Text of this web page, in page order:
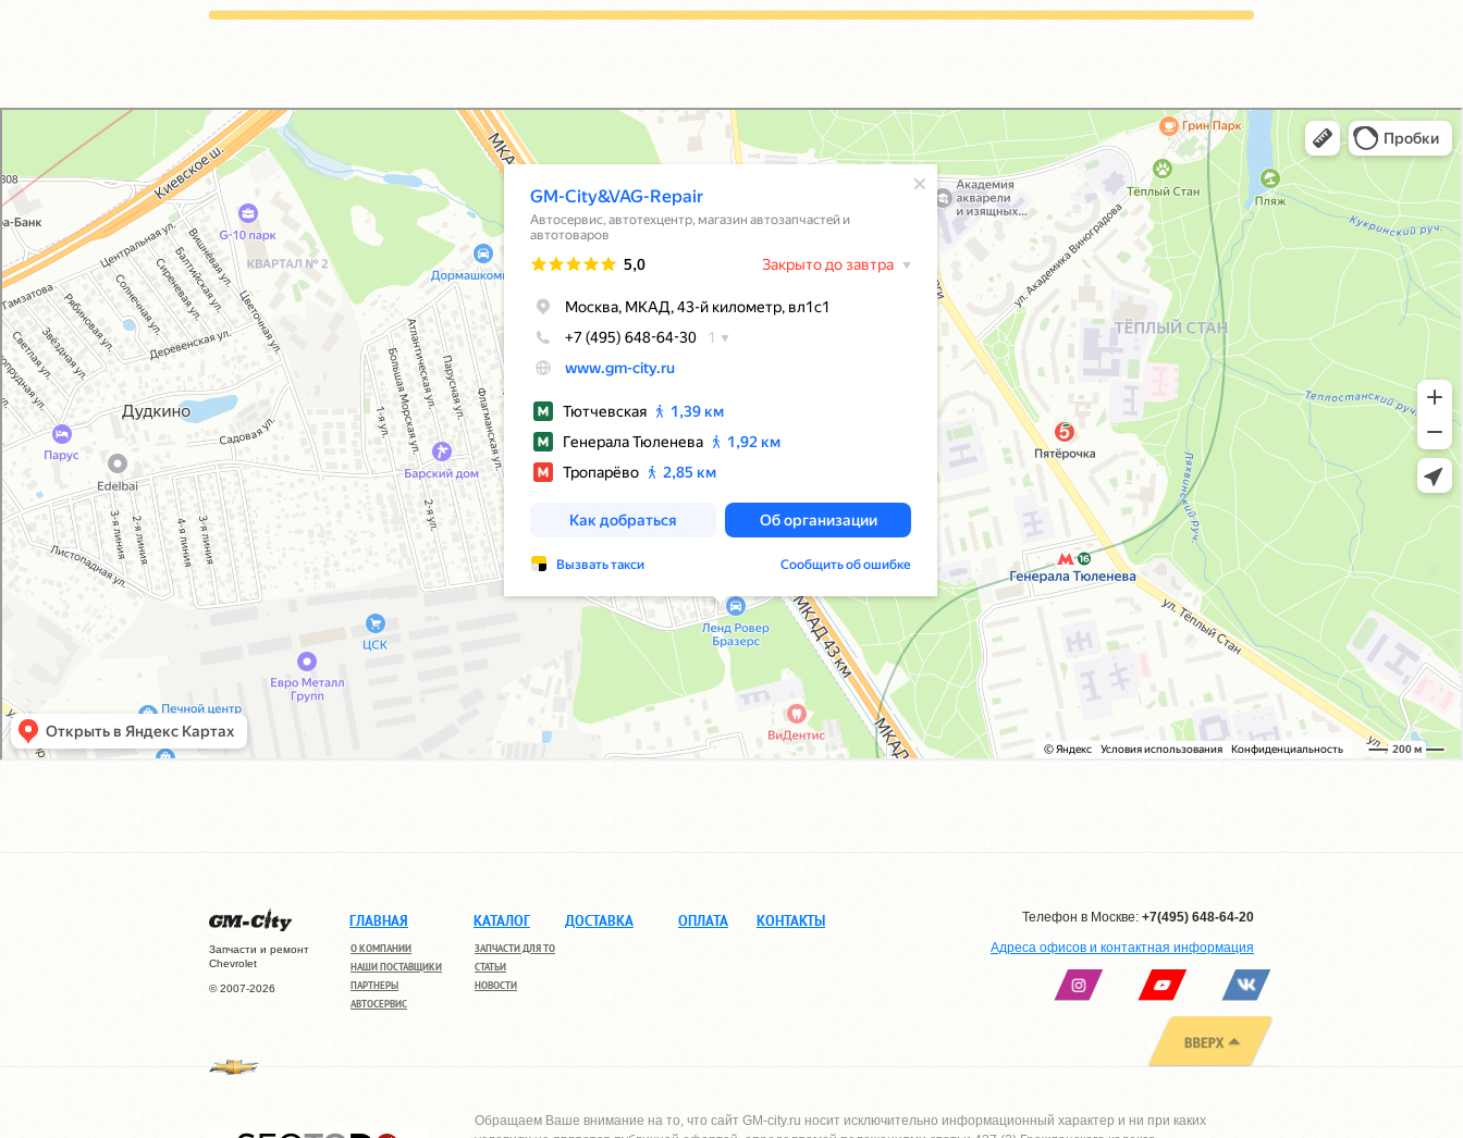
GM-City&VAG-Repair
Автосервис, автотехцентр в Москве
Магазин автозапчастей и автотоваров в Москве
Запчасти и ремонт
Chevrolet
© 2007-2026
ГЛАВНАЯ
О КОМПАНИИ
НАШИ ПОСТАВЩИКИ
ПАРТНЕРЫ
АВТОСЕРВИС
КАТАЛОГ
ЗАПЧАСТИ ДЛЯ ТО
СТАТЬИ
НОВОСТИ
ДОСТАВКА ОПЛАТА КОНТАКТЫ Телефон в Москве: +7(495) 648-64-20
Адреса офисов и контактная информация
Обращаем Ваше внимание на то, что сайт GM-city.ru носит исключительно информационный характер и ни при каких